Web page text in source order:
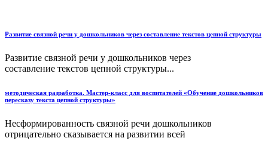
Развитие связной речи у дошкольников через составление текстов цепной структуры
Развитие связной речи у дошкольников через
составление текстов цепной структуры...
методическая разработка. Мастер-класс для воспитателей «Обучение дошкольников
пересказу текста цепной структуры»
Несформированность связной речи дошкольников
отрицательно сказывается на развитии всей